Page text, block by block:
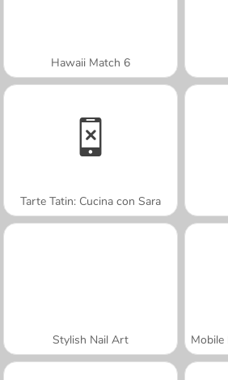
Hawaii Match 6
Tarte Tatin: Cucina con Sara
Stylish Nail Art